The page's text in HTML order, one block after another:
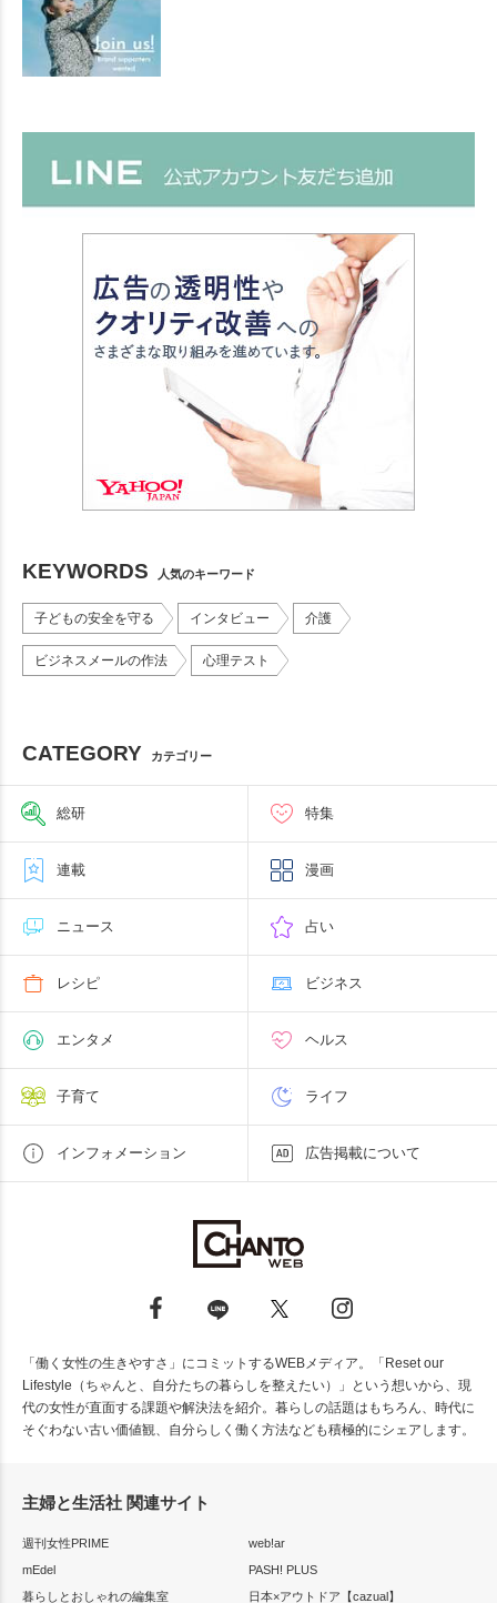
KEYWORDS 人気のキーワード
子どもの安全を守る インタビュー 介護
ビジネスメールの作法 心理テスト
CATEGORY カテゴリー
総研 特集
連載 漫画
ニュース 占い
レシピ ビジネス
エンタメ ヘルス
子育て ライフ
インフォメーション 広告掲載について
「働く女性の生きやすさ」にコミットするWEBメディア。「Reset our
Lifestyle（ちゃんと、自分たちの暮らしを整えたい）」という想いから、現
代の女性が直面する課題や解決法を紹介。暮らしの話題はもちろん、時代に
そぐわない古い価値観、自分らしく働く方法なども積極的にシェアします。
主婦と生活社 関連サイト
週刊女性PRIME
web!ar
mEdel
PASH! PLUS
暮らしとおしゃれの編集室
日本×アウトドア【cazual】